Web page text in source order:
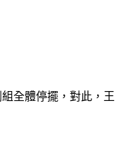
全體停擺，對此，王